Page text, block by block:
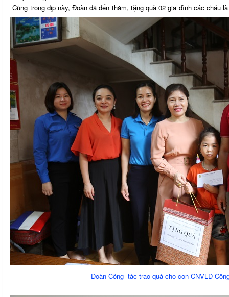
Đoàn Công tác trao quà cho con CNVLĐ
Cũng trong dịp này, Đoàn đã đến thăm, tặng quà 02 gia đình các cháu